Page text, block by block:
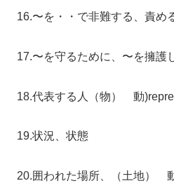
16.〜を・・で非難する、責め
17.〜を守るために、〜を擁護
18.代表する人（物） 動
19.状況、状態
20.囲われた場所、（土地）